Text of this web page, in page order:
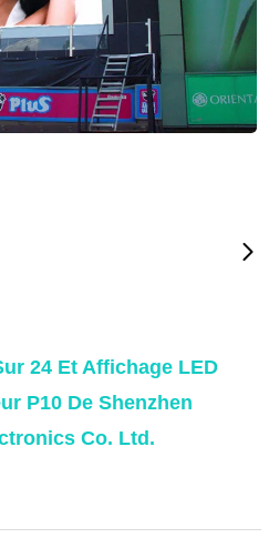
24 Et Affichage LED
P10 De Shenzhen
Co. Ltd.